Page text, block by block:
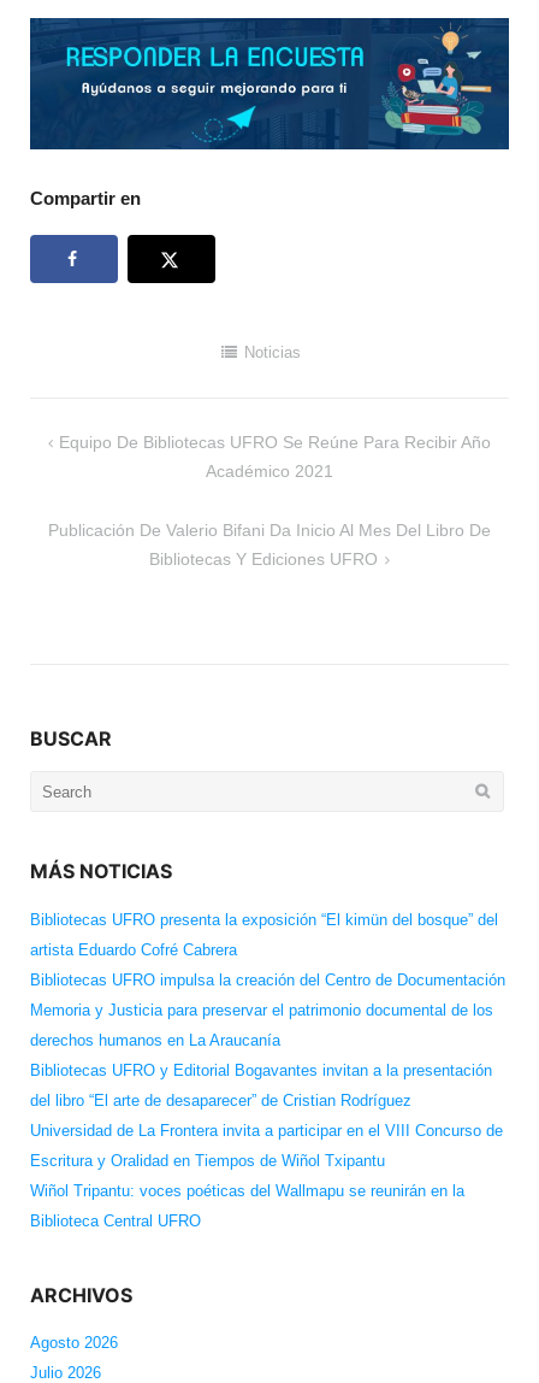
Compartir en
Noticias
Navegación
Equipo De Bibliotecas UFRO Se Reúne Para Recibir Año
Académico 2021
Publicación De Valerio Bifani Da Inicio Al Mes Del Libro De
Bibliotecas Y Ediciones UFRO
BUSCAR
Search
MÁS NOTICIAS
Bibliotecas UFRO presenta la exposición “El kimün del bosque” del
artista Eduardo Cofré Cabrera
Bibliotecas UFRO impulsa la creación del Centro de Documentación
Memoria y Justicia para preservar el patrimonio documental de los
derechos humanos en La Araucanía
Bibliotecas UFRO y Editorial Bogavantes invitan a la presentación
del libro “El arte de desaparecer” de Cristian Rodríguez
Universidad de La Frontera invita a participar en el VIII Concurso de
Escritura y Oralidad en Tiempos de Wiñol Txipantu
Wiñol Tripantu: voces poéticas del Wallmapu se reunirán en la
Biblioteca Central UFRO
ARCHIVOS
Agosto 2026
Julio 2026